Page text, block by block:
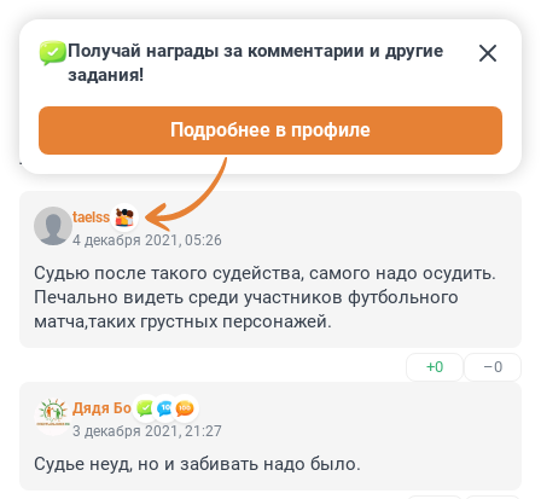
КОММЕНТАРИИ 6
taelss
Получай награды за комментарии и другие
задания!
Подробнее в профиле
4 декабря 2021, 05:26
Судью после такого судейства, самого надо осудить.
Печально видеть среди участников футбольного
матча,таких грустных персонажей.
+0 –0
Дядя Бо
3 декабря 2021, 21:27
Судье неуд, но и забивать надо было.